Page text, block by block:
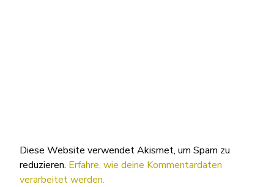
Diese Website verwendet Akismet, um Spam zu
reduzieren. Erfahre, wie deine Kommentardaten
verarbeitet werden.